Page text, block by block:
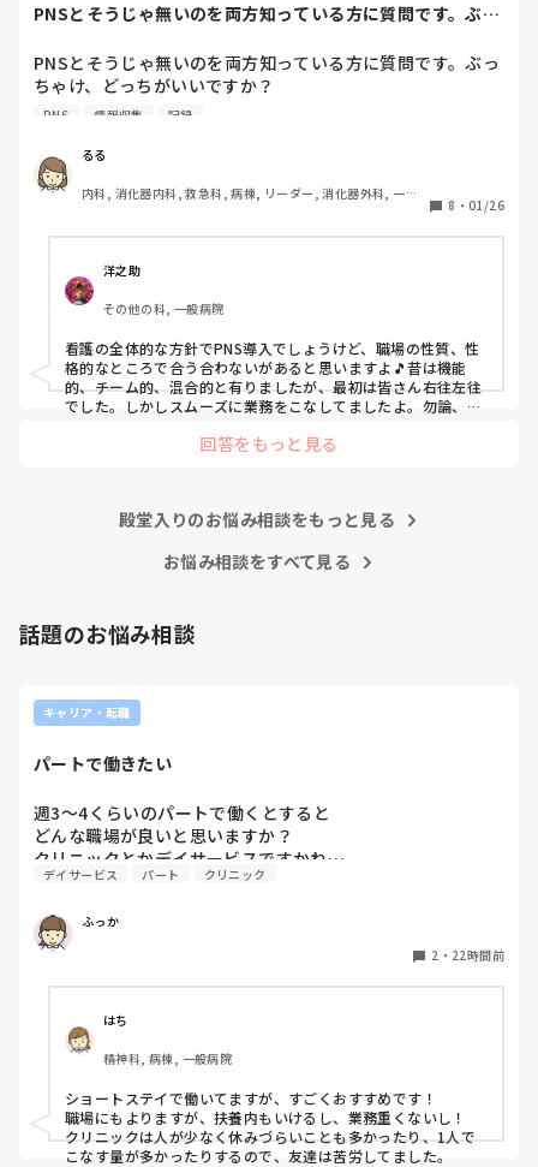
自分が情けなくて情けなくて😭
こんなバカな私をせめて笑い飛ばしてください笑
PNSとそうじゃ無いのを両方知っている方に質問です。ぶっ
PNSとそうじゃ無いのを両方知っている方に質問です。ぶっ
ちゃけ、どっちがいいですか？
後、PNSを廃止しました。
私は、そのPNSを廃止した病棟からまだPNSをやっている病
棟に9月に異動してきました。
じざるを得ませんでした。
色々な病棟に入院したことのある患者さんも、「(私が異動
する前の病棟の方が)新人が患者から見てもよく動けてた
よ」と言っていました。
現病棟はPNSだけれども、結局は忙しくて、新人の面倒を見
てられず、清潔ケアや単純に点滴を繋げてくるなど、簡単な
仕事しか新人にさせていませんでした。PNSを廃止した病棟
では、イベントは必ずと言っていいほど新人に担当させて、
ることがどんどん増えていったと思っています。
朝の情報収集にも時間がかかり、結果、患者のことがわから
の意味があるのか疑問です。
やったことないの！？もう10ヶ月なんだから、未経験なこと
新人さんが可愛そう、と感じることもある反面、ペアの先輩
が何か処置をしているけど、ペアの新人はのんびり記録して
がいいんじゃないの？」と声をかけても、「記録終わってな
早く色々覚えたい！という、意欲があまり感じられず…これ
はPNS云々よりも、その新人の性格かな？とも思いました
が、ほとんどの新人に当てはまりました。。。時代柄でしょ
うか？？
でもPNSでやれというからには、もっと業務量に見合った、
新人を指導しながら業務ができるゆとりが欲しいです。
いと思いますか？
PNS 情報収集 記録
るる
内科, 消化器内科, 救急科, 病棟, リーダー, 消化器外科, 一般
8 ・ 01/26
洋之助
その他の科, 一般病院
看護の全体的な方針でPNS導入でしょうけど、職場の性質、性
格的なところで合う合わないがあると思いますよ🎵昔は機能
的、チーム的、混合的と有りましたが、最初は皆さん右往左往
でした。しかしスムーズに業務をこなしてましたよ。勿論、指
と意見交換を行うべきと思いますよ🎵それに人手が足りないの
の向き合い方になると思いますよ🎵僕は昔の人間なので、昔は
いと思います。昔は患者様、スタッフ全員に目を配れる人が沢
るなら実施してみてはどうでしょうか⁉️そういう事と思います
回答をもっと見る
殿堂入りのお悩み相談をもっと見る
お悩み相談をすべて見る
話題のお悩み相談
キャリア・転職
パートで働きたい
週3〜4くらいのパートで働くとすると
どんな職場が良いと思いますか？
クリニックとかデイサービスですかね…
デイサービス パート クリニック
ふっか
2 ・ 22時間前
はち
精神科, 病棟, 一般病院
ショートステイで働いてますが、すごくおすすめです！
職場にもよりますが、扶養内もいけるし、業務重くないし！
クリニックは人が少なく休みづらいことも多かったり、1人で
こなす量が多かったりするので、友達は苦労してました。